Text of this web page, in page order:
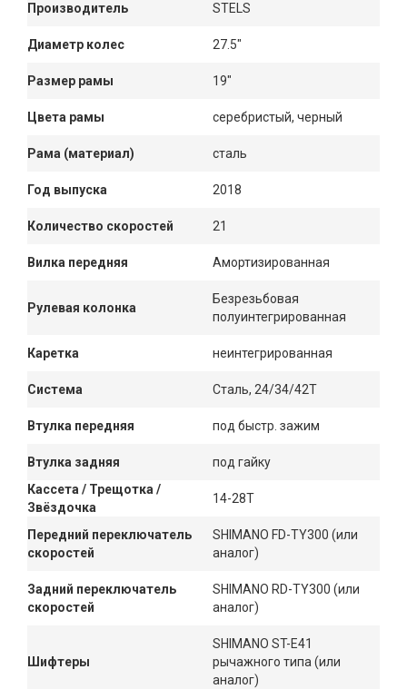
Производитель STELS
Диаметр колес 27.5"
Размер рамы 19"
Цвета рамы серебристый, черный
Рама (материал) сталь
Год выпуска 2018
Количество скоростей 21
Вилка передняя Амортизированная
Рулевая колонка
Безрезьбовая
полуинтегрированная
Каретка неинтегрированная
Система Сталь, 24/34/42Т
Втулка передняя под быстр. зажим
Втулка задняя
под гайку
Кассета / Трещотка /
Звёздочка
14-28T
Передний переключатель
скоростей
SHIMANO FD-TY300 (или
аналог)
Задний переключатель
скоростей
SHIMANO RD-TY300 (или
аналог)
Шифтеры
SHIMANO ST-E41
рычажного типа (или
аналог)